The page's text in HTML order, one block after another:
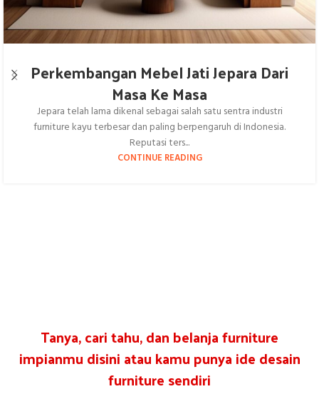
Perkembangan Mebel Jati Jepara Dari
Masa Ke Masa
Jepara telah lama dikenal sebagai salah satu sentra industri
furniture kayu terbesar dan paling berpengaruh di Indonesia.
Reputasi ters...
CONTINUE READING
Tanya, cari tahu, dan belanja furniture
impianmu disini atau kamu punya ide desain
furniture sendiri